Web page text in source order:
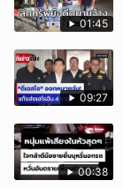
01:45
09:27
00:38